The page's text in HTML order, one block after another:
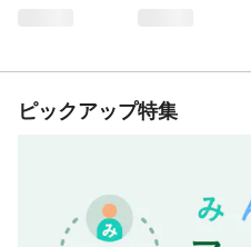
ピックアップ特集